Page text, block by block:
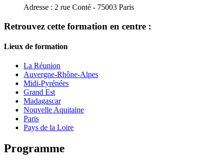
Adresse : 2 rue Conté - 75003 Paris
Retrouvez cette formation en centre :
Lieux de formation
La Réunion
Auvergne-Rhône-Alpes
Midi-Pyrénées
Grand Est
Madagascar
Nouvelle Aquitaine
Paris
Pays de la Loire
Programme